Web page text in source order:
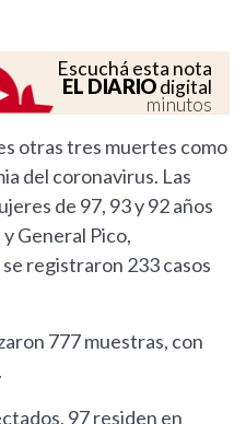
Escuchá esta nota
EL DIARIOdigital
minutos
otras tres muertes como
del coronavirus. Las
de 97, 93 y 92 años
General Pico,
registraron 233 casos
777 muestras, con
97 residen en